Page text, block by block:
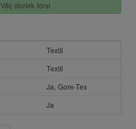
Välj storlek först
Textil
Textil
Ja, Gore-Tex
Ja